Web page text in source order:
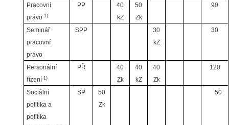
Pracovní
právo 1)
PP
40
kZ
50
Zk
90
Seminář
pracovní
právo
SPP
30
kZ
30
Personální
řízení 1)
PŘ
40
Zk
40
kZ
40
Zk
120
Sociální
politika a
politika
SP
50
Zk
50